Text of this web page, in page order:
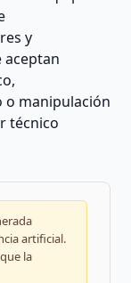
y
aceptan
manipulación
técnico
artificial.
la